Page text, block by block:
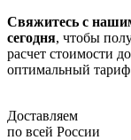
Свяжитесь с
сегодня, чтобы
расчет стоимости
оптимальный
Доставляем
по всей России